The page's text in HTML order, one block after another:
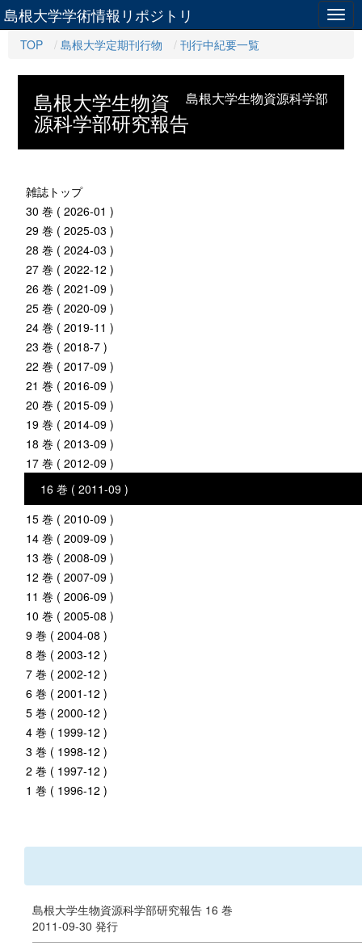
島根大学学術情報リポジトリ
TOP 島根大学定期刊行物 刊行中紀要一覧
島根大学生物資源科学部
島根大学生物資
源科学部研究報告
雑誌トップ
30 巻 ( 2026-01 )
29 巻 ( 2025-03 )
28 巻 ( 2024-03 )
27 巻 ( 2022-12 )
26 巻 ( 2021-09 )
25 巻 ( 2020-09 )
24 巻 ( 2019-11 )
23 巻 ( 2018-7 )
22 巻 ( 2017-09 )
21 巻 ( 2016-09 )
20 巻 ( 2015-09 )
19 巻 ( 2014-09 )
18 巻 ( 2013-09 )
17 巻 ( 2012-09 )
16 巻 ( 2011-09 )
15 巻 ( 2010-09 )
14 巻 ( 2009-09 )
13 巻 ( 2008-09 )
12 巻 ( 2007-09 )
11 巻 ( 2006-09 )
10 巻 ( 2005-08 )
9 巻 ( 2004-08 )
8 巻 ( 2003-12 )
7 巻 ( 2002-12 )
6 巻 ( 2001-12 )
5 巻 ( 2000-12 )
4 巻 ( 1999-12 )
3 巻 ( 1998-12 )
2 巻 ( 1997-12 )
1 巻 ( 1996-12 )
島根大学生物資源科学部研究報告 16 巻
2011-09-30 発行